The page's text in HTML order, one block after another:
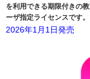
を利用できる期限付きの
ーザ指定ライセンスです。
2026年1月1日発売